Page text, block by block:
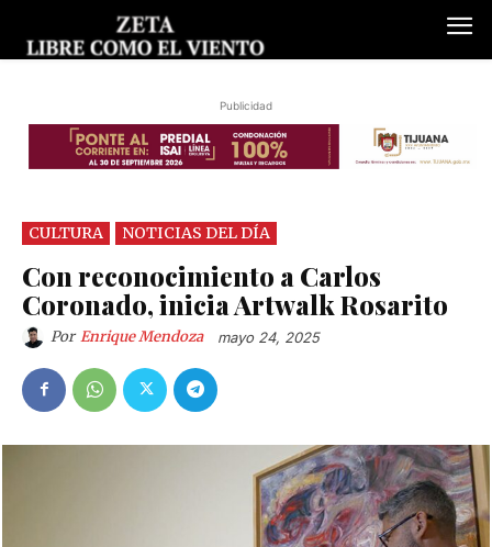
Publicidad
CULTURA NOTICIAS DEL DÍA
Con reconocimiento a Carlos
Coronado, inicia Artwalk Rosarito
Por Enrique Mendoza mayo 24, 2025